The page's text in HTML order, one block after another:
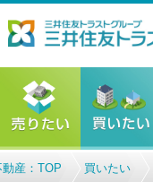
産：TOP 買いたい